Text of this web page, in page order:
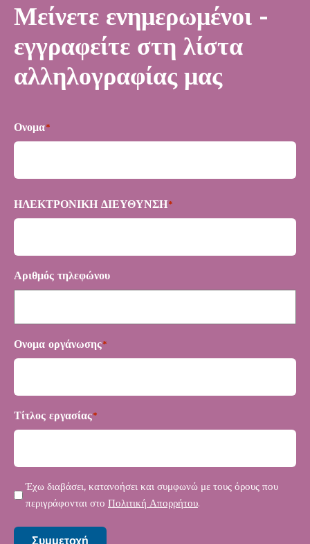
Μείνετε ενημερωμένοι -
εγγραφείτε στη λίστα
αλληλογραφίας μας
Ονομα*
ΗΛΕΚΤΡΟΝΙΚΗ ΔΙΕΥΘΥΝΣΗ*
Αριθμός τηλεφώνου
Ονομα οργάνωσης*
Τίτλος εργασίας*
Μυστικότητα*
Έχω διαβάσει, κατανοήσει και συμφωνώ με τους όρους που
περιγράφονται στο Πολιτική Απορρήτου.
Συμμετοχή